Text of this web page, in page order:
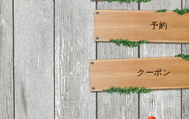
予約
クーポン